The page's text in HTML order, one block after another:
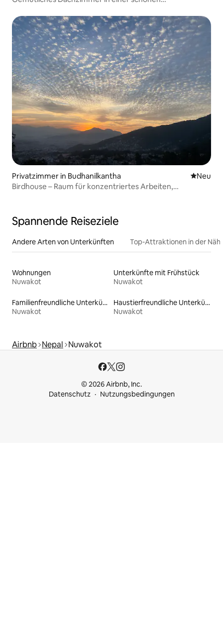
Privatzimmer in Budhanilkantha Neue
Neu
Birdhouse – Raum für konzentriertes Arbeiten,
Spannende Reiseziele
Andere Arten von Unterkünften Top-Attraktionen in der
Wohnungen
Nuwakot
Unterkünfte mit Frühstück
Nuwakot
Familienfreundliche Unterkünfte
Nuwakot
Haustierfreundliche Unterkünfte
Nuwakot
Airbnb Nepal Nuwakot
© 2026 Airbnb, Inc.
Datenschutz
Nutzungsbedingungen